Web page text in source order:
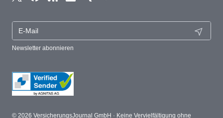
Newsletter abonnieren
© 2026 VersicherungsJournal GmbH · Keine Vervielfältigung ohne